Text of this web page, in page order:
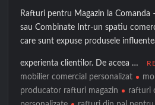
Rafturi pentru Magazin la Comanda
sau Combinate Intr-un spatiu
care sunt expuse produsele
experienta clientilor. De aceea …
mobilier comercial personalizat
producator rafturi magazin
rafturi